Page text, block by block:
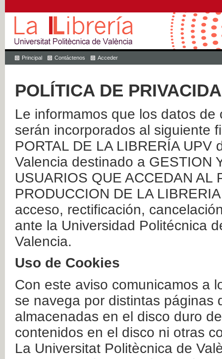
Principal Contáctenos Acceder
POLÍTICA DE
Le informamos que los datos
serán incorporados al siguiente
PORTAL DE LA LIBRERÍA
Valencia destinado a GESTION
USUARIOS QUE ACCEDAN AL
PRODUCCION DE LA
acceso, rectificación,
ante la Universidad Politécnica
Valencia.
Uso de Cookies
Con este aviso comunicamos a
se navega por distintas páginas
almacenadas en el disco duro
contenidos en el disco ni otras
La Universitat Politècnica de